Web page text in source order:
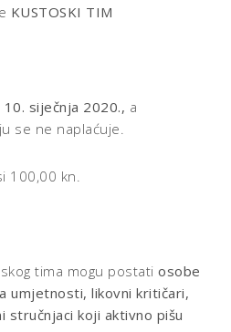
KUSTOSKI TIM
10. siječnja 2020., a
se ne naplaćuje.
100,00 kn.
tima mogu postatiosobe
umjetnosti, likovni kritičari,
koji aktivno pišu